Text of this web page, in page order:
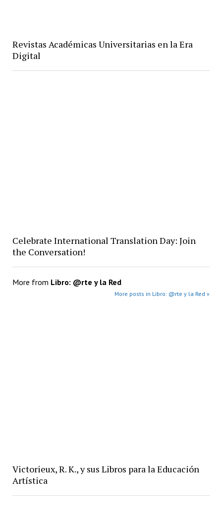
Revistas Académicas Universitarias en la Era
Digital
Celebrate International Translation Day: Join
the Conversation!
More from Libro: @rte y la Red
More posts in Libro: @rte y la Red »
Victorieux, R. K., y sus Libros para la Educación
Artística